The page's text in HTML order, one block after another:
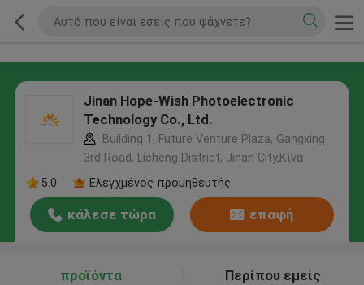
Jinan Hope-Wish Photoelectronic
Technology Co., Ltd.
Building 1, Future Venture Plaza, Gangxing
3rd Road, Licheng District, Jinan City,Κίνα
5.0
Ελεγχμένος προμηθευτής
κάλεσε τώρα επαφή
προϊόντα Περίπου εμείς